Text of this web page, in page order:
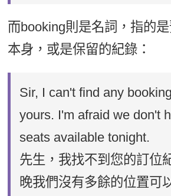
而booking則是名詞，指的
本身，或是保留的紀錄：
Sir, I can't find any
yours. I'm afraid we don't
seats available tonight.
先生，我找不到您的訂位
晚我們沒有多餘的位置可